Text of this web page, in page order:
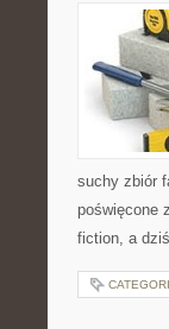
suchy zbiór
poświęcone
fiction, a